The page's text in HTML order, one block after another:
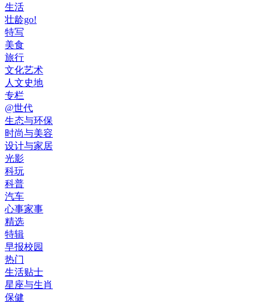
生活
壮龄go!
特写
美食
旅行
文化艺术
人文史地
专栏
@世代
生态与环保
时尚与美容
设计与家居
光影
科玩
科普
汽车
心事家事
精选
特辑
早报校园
热门
生活贴士
星座与生肖
保健